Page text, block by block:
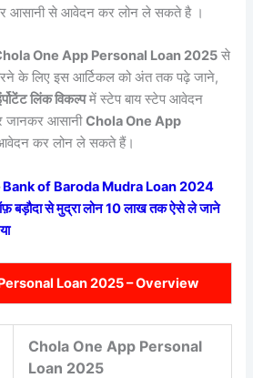
आसानी से आवेदन कर लोन ले सकते है ।
One App Personal Loan 2025 से
के लिए इस आर्टिकल को अंत तक पढ़े जाने,
लिंक विकल्पमें स्टेप बाय स्टेप आवेदन
जानकर आसानीChola One App
कर लोन ले सकते हैं।
Bank of Baroda Mudra Loan 2024
से मुद्रा लोन 10 लाख तक ऐसे ले जाने
Loan 2025 – Overview
Chola One App Personal
Loan 2025